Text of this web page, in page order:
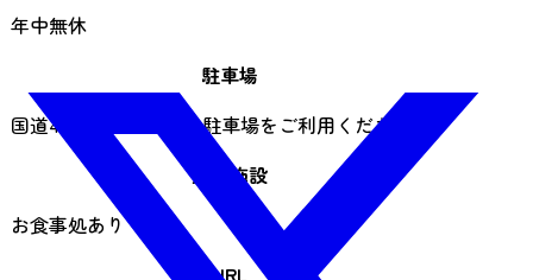
年中無休
駐車場
国道45号線沿いの県営駐車場をご利用ください
飲食施設
お食事処あり
URL